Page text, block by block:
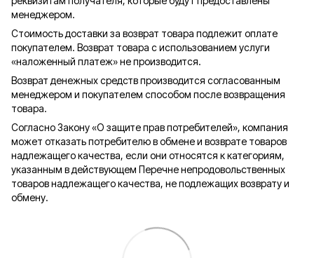
менеджером.
Стоимость доставки за возврат товара подлежит оплате
покупателем. Возврат товара с использованием услуги
«наложенный платеж» не производится.
Возврат денежных средств производится согласованным
менеджером и покупателем способом после возвращения
товара.
Согласно Закону «О защите прав потребителей», компания
может отказать потребителю в обмене и возврате товаров
надлежащего качества, если они относятся к категориям,
указанным в действующем Перечне непродовольственных
товаров надлежащего качества, не подлежащих возврату и
обмену.